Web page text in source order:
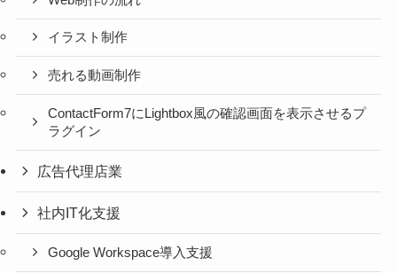
イラスト制作
売れる動画制作
ContactForm7にLightbox風の確認画面を表示させるプ
ラグイン
広告代理店業
社内IT化支援
Google Workspace導入支援